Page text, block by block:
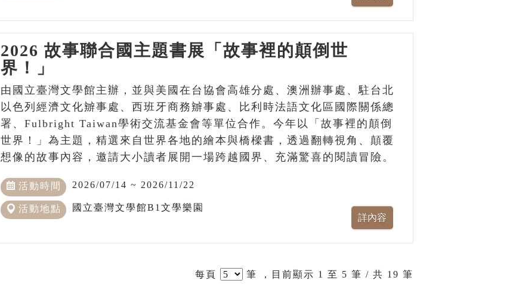
2026 故事聯合國主題書展「故事裡的顛倒世
界！」
由國立臺灣文學館主辦，並與美國在台協會高雄分處、澳洲辦事處、駐台北
以色列經濟文化辧事處、西班牙商務辧事處、比利時法語文化區國際關係總
署、Fulbright Taiwan學術交流基金會等單位合作。今年以「故事裡的顛倒
世界！」為主題，精選來自世界各地的繪本與橋樑書，透過翻轉視角、顛覆
想像的故事內容，邀請大小讀者展開一場跨越國界、充滿驚喜的閱讀冒險。
活動時間 2026/07/14 ~ 2026/11/22
活動地點 國立臺灣文學館B1文學樂園
每頁 筆 ，目前顯示 1 至 5 筆 / 共 19 筆